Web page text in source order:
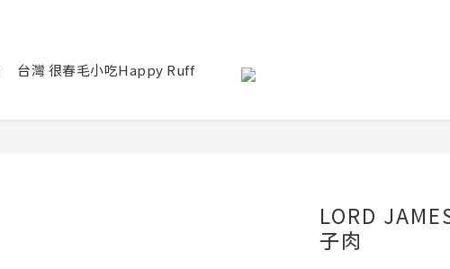
台灣 很春毛小吃Happy Ruff
LORD
子肉